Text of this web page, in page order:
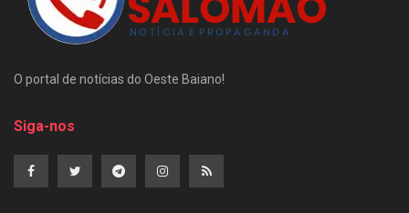
O portal de notícias do Oeste Baiano!
Siga-nos